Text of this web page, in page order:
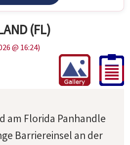
(FL)
@ 16:24)
am Florida Panhandle
Barriereinsel an der